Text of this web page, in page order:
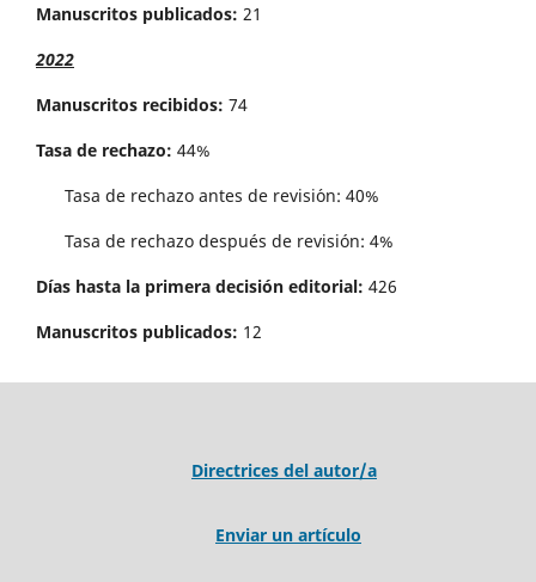
Manuscritos publicados: 21
2022
Manuscritos recibidos: 74
Tasa de rechazo: 44%
Tasa de rechazo antes de revisi´on: 40%
Tasa de rechazo después de revisión: 4%
Días hasta la primera decisión editorial: 426
Manuscritos publicados: 12
Directrices del autor/a
Enviar un artículo